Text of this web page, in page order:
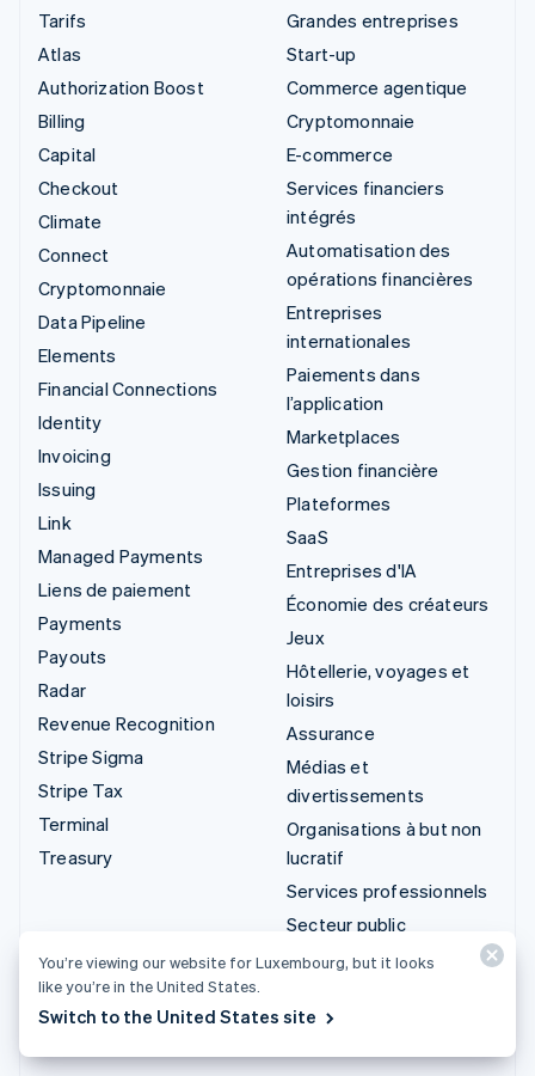
Tarifs
Atlas
Authorization Boost
Billing
Capital
Checkout
Climate
Connect
Cryptomonnaie
Data Pipeline
Elements
Financial Connections
Identity
Invoicing
Issuing
Link
Managed Payments
Liens de paiement
Payments
Payouts
Radar
Revenue Recognition
Stripe Sigma
Stripe Tax
Terminal
Treasury
Grandes entreprises
Start-up
Commerce agentique
Cryptomonnaie
E-commerce
Services financiers
intégrés
Automatisation des
opérations financières
Entreprises
internationales
Paiements dans
l’application
Marketplaces
Gestion financière
Plateformes
SaaS
Entreprises d'IA
Économie des créateurs
Jeux
Hôtellerie, voyages et
loisirs
Assurance
Médias et
divertissements
Organisations à but non
lucratif
Services professionnels
Secteur public
Vente au détail
Intégrations et
You’re viewing our website for Luxembourg, but it looks
like you’re in the United States.
Switch to the United States site